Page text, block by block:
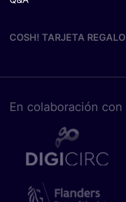
COSH! TARJETA REGALO
En cola­bo­ra­ción con